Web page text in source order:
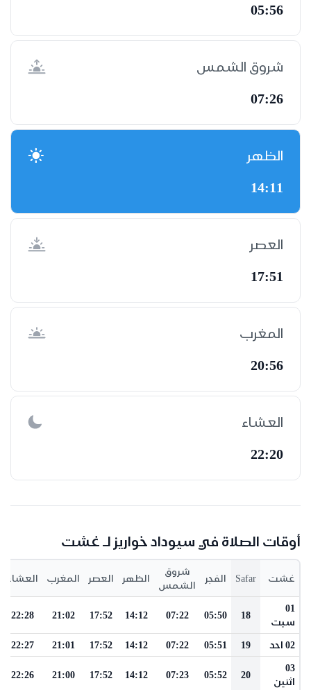
05:56
شروق الشمس
07:26
الظهر
14:11
العصر
17:51
المغرب
20:56
العشاء
22:20
أوقات الصلاة في سيوداد خواريز لـ غشت
غشت Safar الفجر
شروق
الشمس
الظهر العصر المغرب العشاء
01
سبت
18
05:50
07:22
14:12
17:52
21:02
22:28
02 احد 19
05:51
07:22
14:12
17:52
21:01
22:27
03
اثنين
20
05:52
07:23
14:12
17:52
21:00
22:26